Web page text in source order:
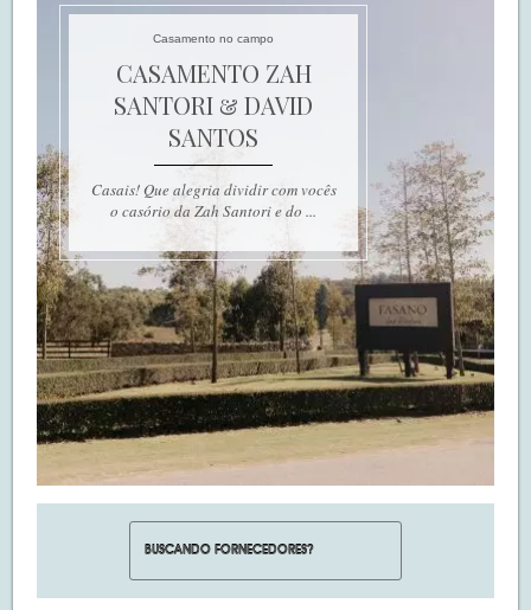
Casamento no campo
CASAMENTO ZAH
SANTORI & DAVID
SANTOS
Casais! Que alegria dividir com vocês
o casório da Zah Santori e do ...